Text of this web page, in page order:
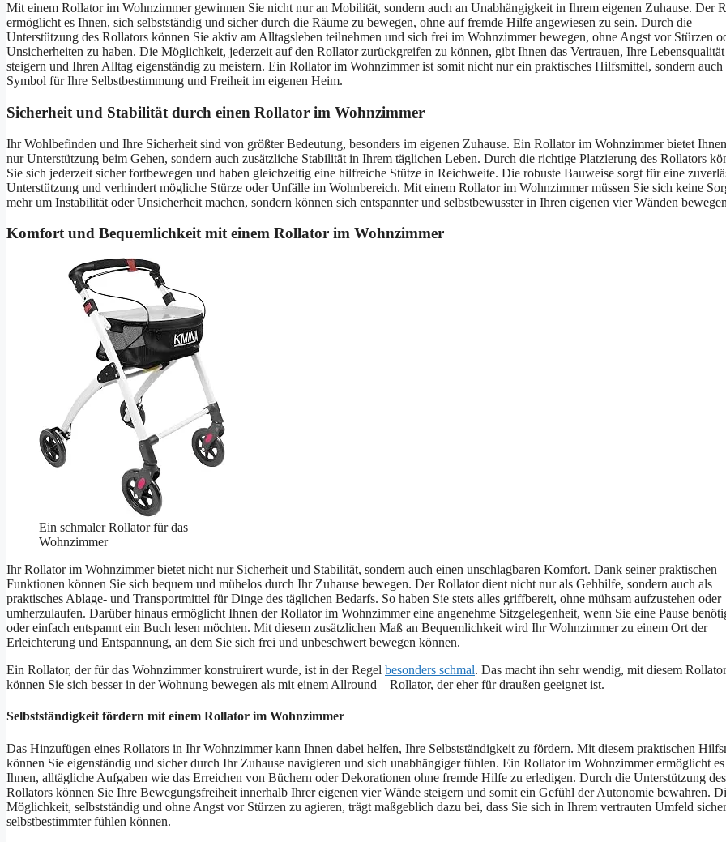
Mit einem Rollator im Wohnzimmer gewinnen Sie nicht nur an Mobilität, sondern auch an Unabhängigkeit in Ihrem eigenen Zuhause. Der
ermöglicht es Ihnen, sich selbstständig und sicher durch die Räume zu bewegen, ohne auf fremde Hilfe angewiesen zu sein. Durch die
Unterstützung des Rollators können Sie aktiv am Alltagsleben teilnehmen und sich frei im Wohnzimmer bewegen, ohne Angst vor Stürzen
Unsicherheiten zu haben. Die Möglichkeit, jederzeit auf den Rollator zurückgreifen zu können, gibt Ihnen das Vertrauen, Ihre
steigern und Ihren Alltag eigenständig zu meistern. Ein Rollator im Wohnzimmer ist somit nicht nur ein praktisches Hilfsmittel, sondern auch
Symbol für Ihre Selbstbestimmung und Freiheit im eigenen Heim.
Sicherheit und Stabilität durch einen Rollator im Wohnzimmer
Ihr Wohlbefinden und Ihre Sicherheit sind von größter Bedeutung, besonders im eigenen Zuhause. Ein Rollator im Wohnzimmer bietet
nur Unterstützung beim Gehen, sondern auch zusätzliche Stabilität in Ihrem täglichen Leben. Durch die richtige Platzierung des Rollators
Sie sich jederzeit sicher fortbewegen und haben gleichzeitig eine hilfreiche Stütze in Reichweite. Die robuste Bauweise sorgt für eine
Unterstützung und verhindert mögliche Stürze oder Unfälle im Wohnbereich. Mit einem Rollator im Wohnzimmer müssen Sie sich keine
mehr um Instabilität oder Unsicherheit machen, sondern können sich entspannter und selbstbewusster in Ihren eigenen vier Wänden
Komfort und Bequemlichkeit mit einem Rollator im Wohnzimmer
Ein schmaler Rollator für das
Wohnzimmer
Ihr Rollator im Wohnzimmer bietet nicht nur Sicherheit und Stabilität, sondern auch einen unschlagbaren Komfort. Dank seiner praktischen
Funktionen können Sie sich bequem und mühelos durch Ihr Zuhause bewegen. Der Rollator dient nicht nur als Gehhilfe, sondern auch als
praktisches Ablage- und Transportmittel für Dinge des täglichen Bedarfs. So haben Sie stets alles griffbereit, ohne mühsam aufzustehen oder
umherzulaufen. Darüber hinaus ermöglicht Ihnen der Rollator im Wohnzimmer eine angenehme Sitzgelegenheit, wenn Sie eine Pause
oder einfach entspannt ein Buch lesen möchten. Mit diesem zusätzlichen Maß an Bequemlichkeit wird Ihr Wohnzimmer zu einem Ort der
Erleichterung und Entspannung, an dem Sie sich frei und unbeschwert bewegen können.
Ein Rollator, der für das Wohnzimmer konstruirert wurde, ist in der Regel besonders schmal. Das macht ihn sehr wendig, mit diesem Rollator
können Sie sich besser in der Wohnung bewegen als mit einem Allround – Rollator, der eher für draußen geeignet ist.
Selbstständigkeit fördern mit einem Rollator im Wohnzimmer
Das Hinzufügen eines Rollators in Ihr Wohnzimmer kann Ihnen dabei helfen, Ihre Selbstständigkeit zu fördern. Mit diesem praktischen
können Sie eigenständig und sicher durch Ihr Zuhause navigieren und sich unabhängiger fühlen. Ein Rollator im Wohnzimmer ermöglicht es
Ihnen, alltägliche Aufgaben wie das Erreichen von Büchern oder Dekorationen ohne fremde Hilfe zu erledigen. Durch die Unterstützung des
Rollators können Sie Ihre Bewegungsfreiheit innerhalb Ihrer eigenen vier Wände steigern und somit ein Gefühl der Autonomie bewahren.
Möglichkeit, selbstständig und ohne Angst vor Stürzen zu agieren, trägt maßgeblich dazu bei, dass Sie sich in Ihrem vertrauten Umfeld
selbstbestimmter fühlen können.